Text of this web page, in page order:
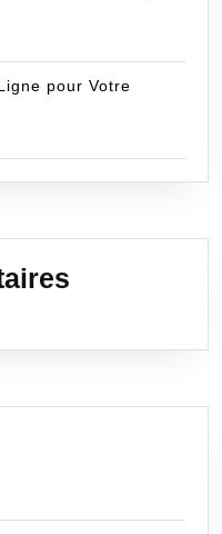
pour Votre